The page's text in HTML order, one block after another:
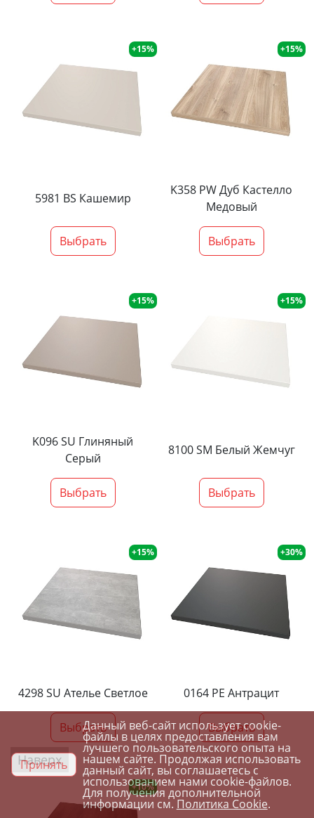
+15%
5981 BS Кашемир
Выбрать
+15%
K358 PW Дуб Кастелло
Медовый
Выбрать
+15%
K096 SU Глиняный
Серый
Выбрать
+15%
8100 SM Белый Жемчуг
Выбрать
+15%
4298 SU Ателье Светлое
Выбрать
+30%
0164 PE Антрацит
Выбрать
+10%
Наверх
Принять
Данный веб-сайт использует cookie-
файлы в целях предоставления вам
лучшего пользовательского опыта на
нашем сайте. Продолжая использовать
данный сайт, вы соглашаетесь с
использованием нами cookie-файлов.
Для получения дополнительной
информации см.Политика Cookie.